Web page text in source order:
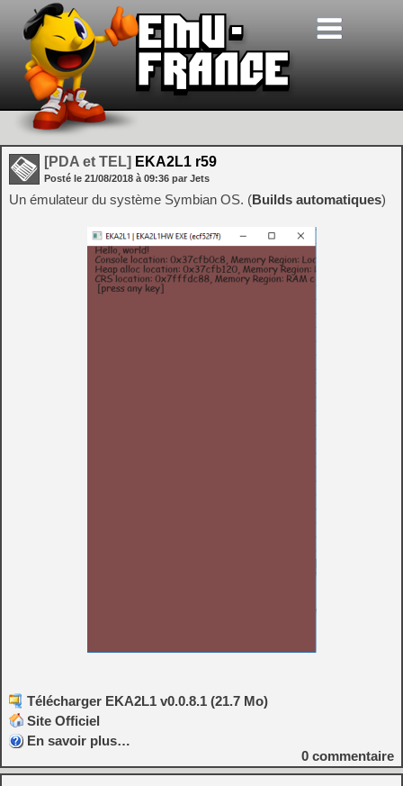
[PDA et TEL] EKA2L1 r59
Posté le 21/08/2018 à 09:36 par Jets
Un émulateur du système Symbian OS. (Builds automatiques)
Télécharger EKA2L1 v0.0.8.1 (21.7 Mo)
Site Officiel
En savoir plus…
0 commentaire